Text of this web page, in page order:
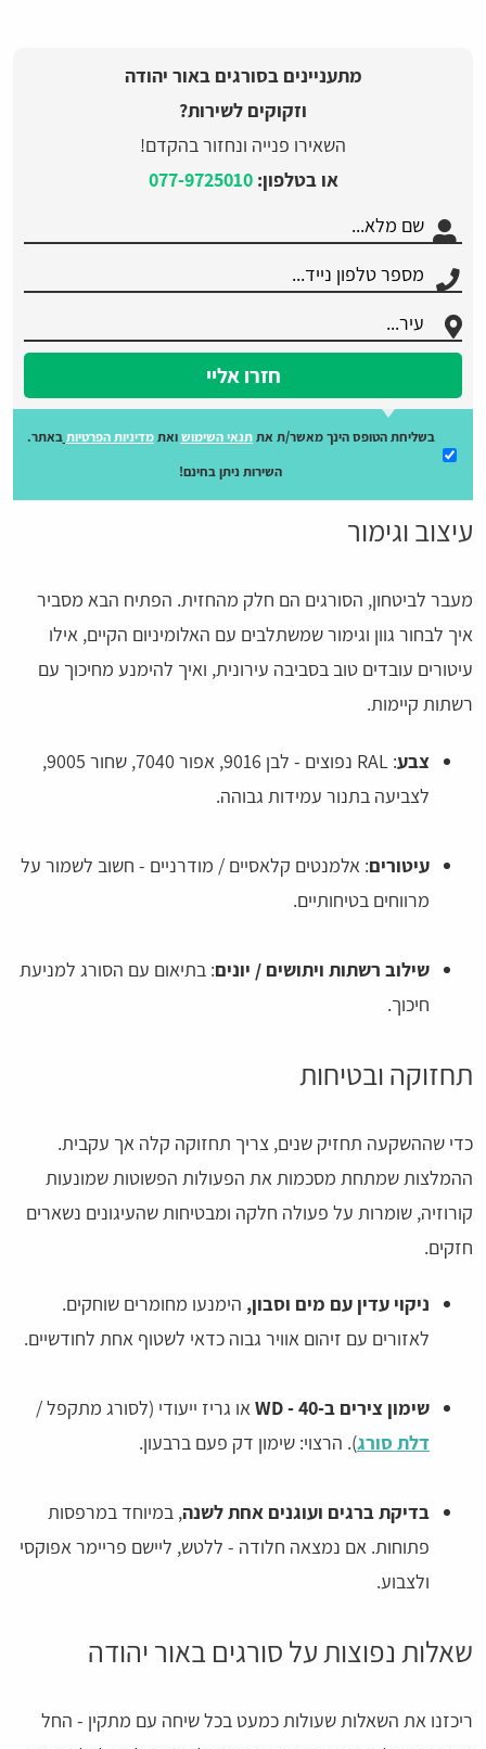
מתעניינים בסורגים באור יהודה
וזקוקים לשירות?
השאירו פנייה ונחזור בהקדם!
או בטלפון:077-9725010
חזרו אליי
בשליחת הטופס הינך מאשר/ת אתתנאי השימושואתמדיניות הפרטיות באתר.
השירות ניתן בחינם!
עיצוב וגימור
מעבר לביטחון, הסורגים הם חלק מהחזית. הפתיח הבא מסביר
איך לבחור גוון וגימור שמשתלבים עם האלומיניום הקיים, אילו
עיטורים עובדים טוב בסביבה עירונית, ואיך להימנע מחיכוך עם
רשתות קיימות.
צבע
: RAL נפוצים - לבן 9016, אפור 7040, שחור 9005,
לצביעה בתנור עמידות גבוהה.
עיטורים: אלמנטים קלאסיים / מודרניים - חשוב לשמור על
מרווחים בטיחותיים.
שילוב רשתות ויתושים / יונים: בתיאום עם הסורג למניעת
חיכוך.
תחזוקה ובטיחות
כדי שההשקעה תחזיק שנים, צריך תחזוקה קלה אך עקבית.
ההמלצות שמתחת מסכמות את הפעולות הפשוטות שמונעות
קורוזיה, שומרות על פעולה חלקה ומבטיחות שהעיגונים נשארים
חזקים.
ניקוי עדין עם מים וסבון, הימנעו מחומרים שוחקים.
לאזורים עם זיהום אוויר גבוה כדאי לשטוף אחת לחודשיים.
שימון צירים ב-WD - 40
או גריז ייעודי (לסורג מתקפל /
דלת סורג). הרצוי: שימון דק פעם ברבעון.
בדיקת ברגים ועוגנים אחת לשנה, במיוחד במרפסות
פתוחות. אם נמצאה חלודה - ללטש, ליישם פריימר אפוקסי
ולצבוע.
שאלות נפוצות על סורגים באור יהודה
ריכזנו את השאלות שעולות כמעט בכל שיחה עם מתקין - החל